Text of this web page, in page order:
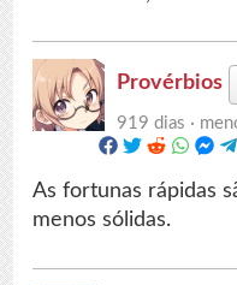
Provérbios
919 dias ·
As fortunas rápidas
menos sólidas.